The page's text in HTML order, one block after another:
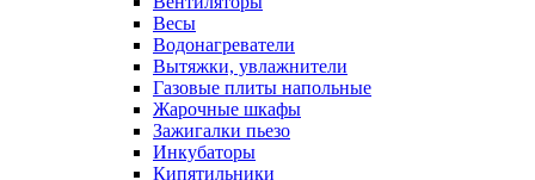
Весы
Водонагреватели
Вытяжки, увлажнители
Газовые плиты напольные
Жарочные шкафы
Зажигалки пьезо
Инкубаторы
Кипятильники